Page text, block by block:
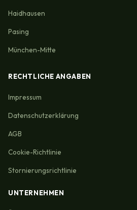
Haidhausen
Pasing
München-Mitte
RECHTLICHE ANGABEN
Impressum
Datenschutzerklärung
AGB
Cookie-Richtlinie
Stornierungsrichtlinie
UNTERNEHMEN